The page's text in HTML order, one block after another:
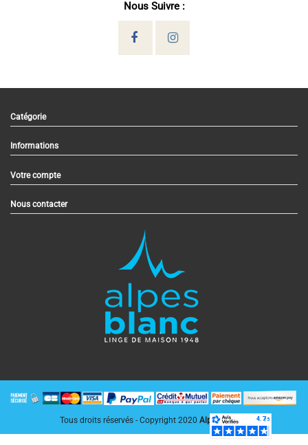
Nous Suivre :
Catégorie
Informations
Votre compte
Nous contacter
Tous droits réservés - Copyright 2020 AlpesBlanc.fr